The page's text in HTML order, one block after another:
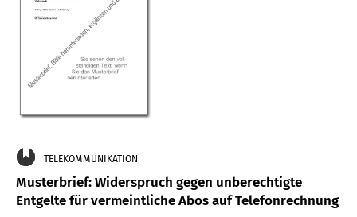
TELEKOMMUNIKATION
Musterbrief: Widerspruch gegen unberechtigte
Entgelte für vermeintliche Abos auf Telefonrechnung